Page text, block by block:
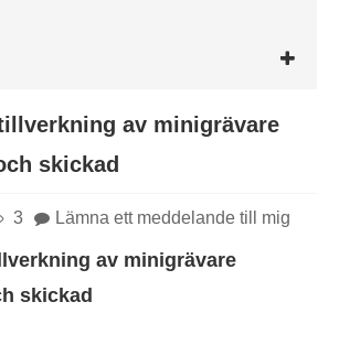
av minigrävare
skickad
3 Lämna ett meddelande till mig
av minigrävare
skickad